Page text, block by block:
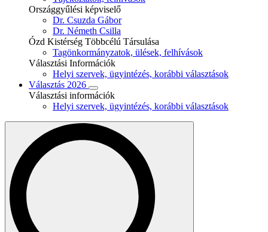
Országgyűlési képviselő
Dr. Csuzda Gábor
Dr. Németh Csilla
Ózd Kistérség Többcélú Társulása
Tagönkormányzatok, ülések, felhívások
Választási Információk
Helyi szervek, ügyintézés, korábbi választások
Választás 2026
Választási információk
Helyi szervek, ügyintézés, korábbi választások